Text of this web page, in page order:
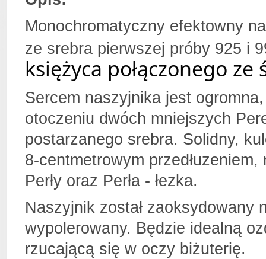
Monochromatyczny efektowny
ze srebra pierwszej próby 925 i
księżyca połączonego
Sercem naszyjnika jest
otoczeniu dwóch mniejszych
postarzanego srebra. Solidny,
8-centmetrowym
Perły oraz Perła - łezka.
Naszyjnik został zaoksydowany
wypolerowany. Będzie idealną
rzucającą się w oczy biżuterię.